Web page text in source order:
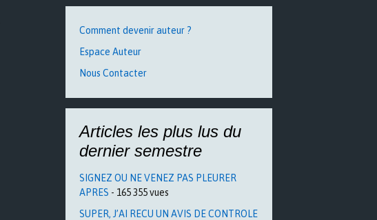
Comment devenir auteur ?
Espace Auteur
Nous Contacter
Articles les plus lus du
dernier semestre
SIGNEZ OU NE VENEZ PAS PLEURER
APRES - 165 355 vues
SUPER, J’AI RECU UN AVIS DE CONTROLE